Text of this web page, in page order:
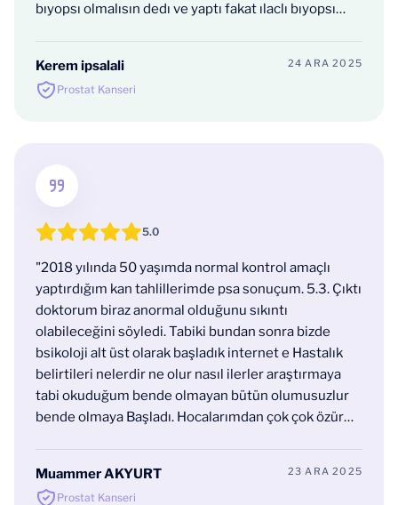
bıyopsı olmalısın dedı ve yaptı fakat ılaclı bıyopsı
yakalıyamadılar 2025 psa totalım 20 cıkınca bıyopsı
de 4 evre tmor oldugu tespıt edıldı . Netıce olarak bu
Kerem ipsalali
Prostat Kanseri
24 ARA 2025
5.0
"2018 yılında 50 yaşımda normal kontrol amaçlı
yaptırdığım kan tahlillerimde psa sonuçum. 5.3. Çıktı
doktorum biraz anormal olduğunu sıkıntı
olabileceğini söyledi. Tabiki bundan sonra bizde
bsikoloji alt üst olarak başladık internet e Hastalık
belirtileri nelerdir ne olur nasıl ilerler araştırmaya
tabi okuduğum bende olmayan bütün olumusuzlur
bende olmaya Başladı. Hocalarımdan çok çok özür
hayattada var .neyse bir yandan bu arada İzmirliyim
Muammer AKYURT
Prostat Kanseri
23 ARA 2025